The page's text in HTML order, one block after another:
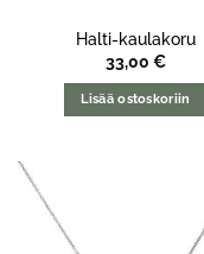
Halti-kaulakoru
33,00 €
Lisää ostoskoriin